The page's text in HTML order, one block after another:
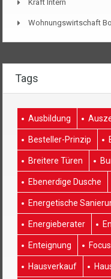
Kraft Intern
Wohnungswirtschaft
Tags
Ausbildung
Besteller-Prinzip
Breitere Türen
Ebenerdige Dusche
Energetische
Energieberater
Enteignung Focus
Hausverkauf